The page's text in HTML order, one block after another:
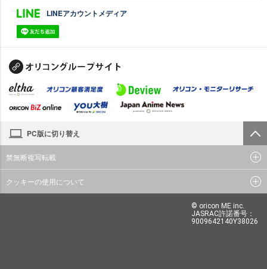
LINEアカウントメディア
PC版に切り替え
禁無断複写転載
クッキーの使用について
© oricon ME inc.
JASRAC許諾番号：
9009642140Y38026